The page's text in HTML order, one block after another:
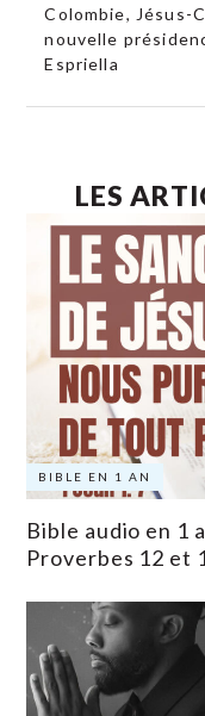
Colombie, Jésus-
nouvelle
Espriella
LES
BIBLE EN 1 AN
Bible audio en 1
Proverbes 12 et